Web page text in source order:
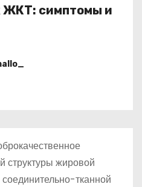
ЖКТ: симптомы и
структуры жировой
тканной